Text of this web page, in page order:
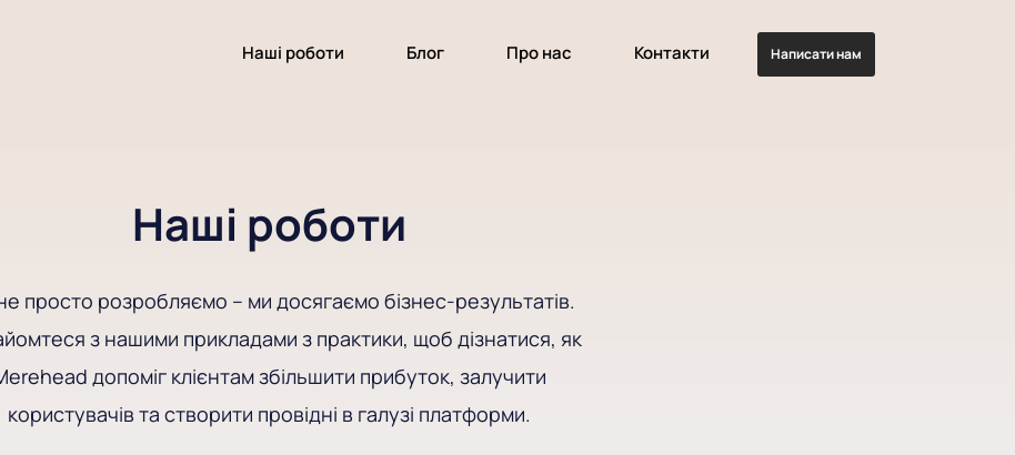
Наші роботи Блог Про нас Контакти Написати нам
Наші роботи
просто розробляємо – ми досягаємо бізнес-результатів.
з нашими прикладами з практики, щоб дізнатися, як
допоміг клієнтам збільшити прибуток, залучити
користувачів та створити провідні в галузі платформи.